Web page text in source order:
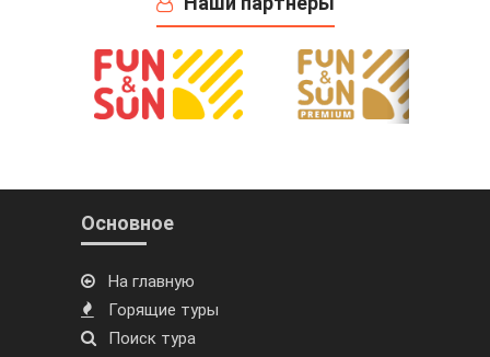
Основное
На главную
Горящие туры
Поиск тура